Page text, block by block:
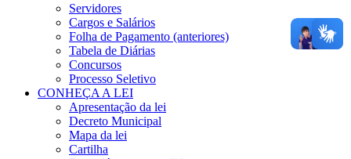
Servidores
Cargos e Salários
Folha de Pagamento (anteriores)
Tabela de Diárias
Concursos
Processo Seletivo
CONHEÇA A LEI
Apresentação da lei
Decreto Municipal
Mapa da lei
Cartilha